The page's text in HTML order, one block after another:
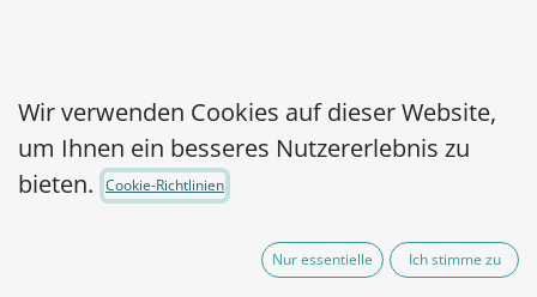
MicroPelletRT
Staphylococcus aureus
subsp. aureus WDCM
00032,WDCM 00193-
Wir verwenden Cookies auf dieser Website,
um Ihnen ein besseres Nutzererlebnis zu
bieten.
Cookie-Richtlinien
Nur essentielle Ich stimme zu